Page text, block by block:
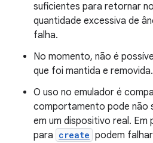
suficientes para retornar
quantidade excessiva de
falha.
No momento, não é
que foi mantida e removida.
O uso no emulador é
comportamento pode não
em um dispositivo real. Em
para create podem